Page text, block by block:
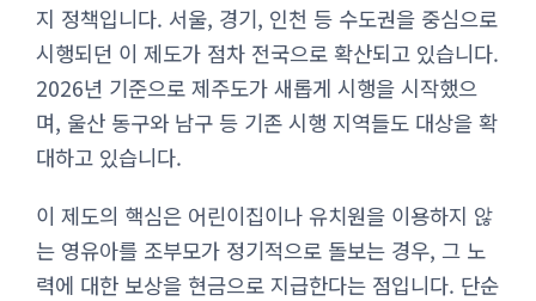
지 정책입니다. 서울, 경기, 인천 등 수도권을 중심으로
시행되던 이 제도가 점차 전국으로 확산되고 있습니다.
2026년 기준으로 제주도가 새롭게 시행을 시작했으
며, 울산 동구와 남구 등 기존 시행 지역들도 대상을 확
대하고 있습니다.
이 제도의 핵심은 어린이집이나 유치원을 이용하지 않
는 영유아를 조부모가 정기적으로 돌보는 경우, 그 노
력에 대한 보상을 현금으로 지급한다는 점입니다. 단순